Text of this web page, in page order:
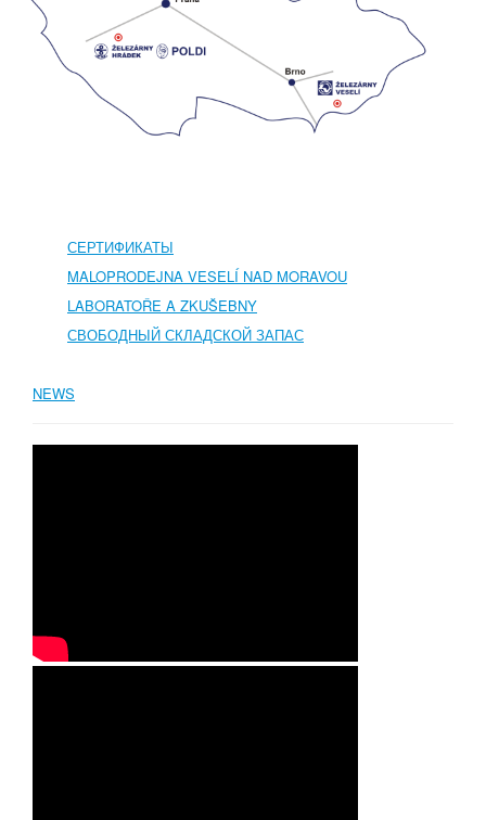
СЕРТИФИКАТЫ
MALOPRODEJNA VESELÍ NAD MORAVOU
LABORATOŘE A ZKUŠEBNY
СВОБОДНЫЙ СКЛАДСКОЙ ЗАПАС
NEWS